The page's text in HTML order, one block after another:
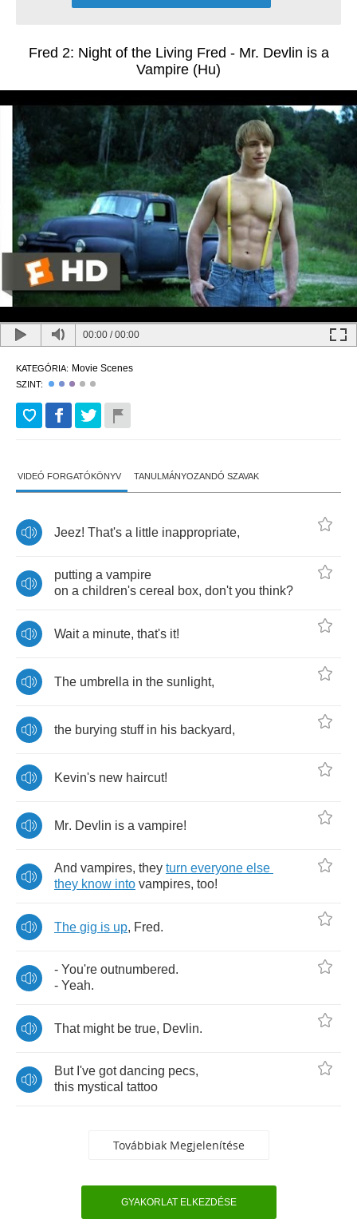
Fred 2: Night of the Living Fred - Mr. Devlin is a
Vampire (Hu)
00:00 /00:00
KATEGÓRIA: Movie Scenes
SZINT:
VIDEÓ FORGATÓKÖNYV TANULMÁNYOZANDÓ SZAVAK
Jeez! That's a little inappropriate,
putting a vampire
on a children's cereal box, don't you think?
Wait a minute, that's it!
The umbrella in the sunlight,
the burying stuff in his backyard,
Kevin's new haircut!
Mr. Devlin is a vampire!
And vampires, they turn everyone else
they know into vampires, too!
The gig is up, Fred.
- You're outnumbered.
- Yeah.
That might be true, Devlin.
But I've got dancing pecs,
this mystical tattoo
Továbbiak Megjelenítése
GYAKORLAT ELKEZDÉSE